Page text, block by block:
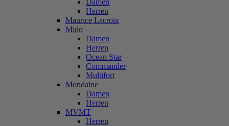
Damen
Herren
Maurice Lacroix
Mido
Damen
Herren
Ocean Star
Commander
Multifort
Mondaine
Damen
Herren
MVMT
Herren